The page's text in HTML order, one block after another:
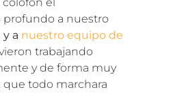
a nuestro
a nuestro equipo de
trabajando
y de forma muy
que todo marchara